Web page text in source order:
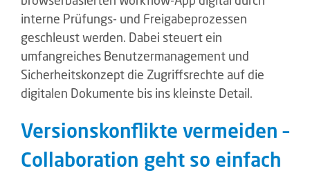
interne Prüfungs- und Freigabeprozessen
geschleust werden. Dabei steuert ein
umfangreiches Benutzermanagement und
Sicherheitskonzept die Zugriffsrechte auf die
digitalen Dokumente bis ins kleinste Detail.
Versionskonflikte vermeiden –
Collaboration geht so einfach